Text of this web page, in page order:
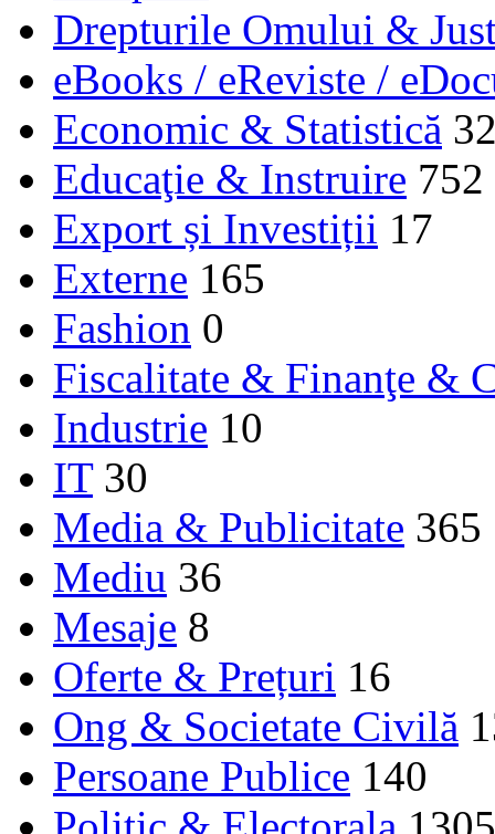
Drepturile Omului &
eBooks / eReviste /
Economic & Statistică
Educaţie & Instruire 752
Export și Investiții 17
Externe 165
Fashion 0
Fiscalitate & Finanţe &
Industrie 10
IT 30
Media & Publicitate 365
Mediu 36
Mesaje 8
Oferte & Prețuri 16
Ong & Societate Civilă
Persoane Publice 140